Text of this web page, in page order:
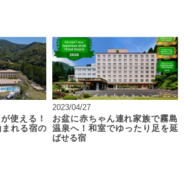
使える！
れる宿の
2023/04/27
お盆に赤ちゃん連れ家族で霧島
温泉へ！和室でゆったり足を延
ばせる宿